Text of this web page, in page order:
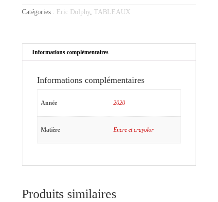
fond
jaune
Catégories : Eric Dolphy, TABLEAUX
Informations complémentaires
Informations complémentaires
Année 2020
Matière Encre et crayolor
Produits similaires